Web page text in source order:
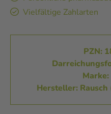
Vielfältige Zahlarten
PZN:
Marke:
Hersteller: